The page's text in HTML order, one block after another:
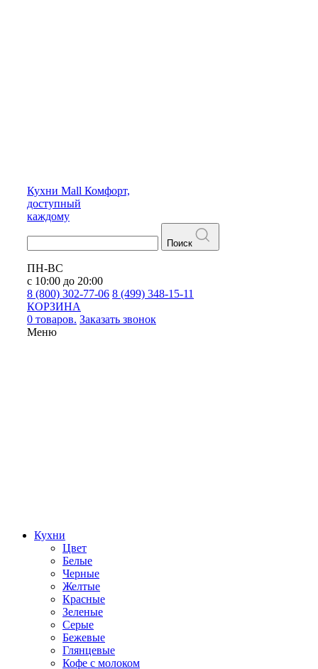
Кухни Mall Комфорт,
доступный
каждому
Поиск
ПН-ВС
с 10:00 до 20:00
8 (800) 302-77-06 8 (499) 348-15-11
КОРЗИНА
0 товаров. Заказать звонок
Меню
Кухни
Цвет
Белые
Черные
Желтые
Красные
Зеленые
Серые
Бежевые
Глянцевые
Кофе с молоком